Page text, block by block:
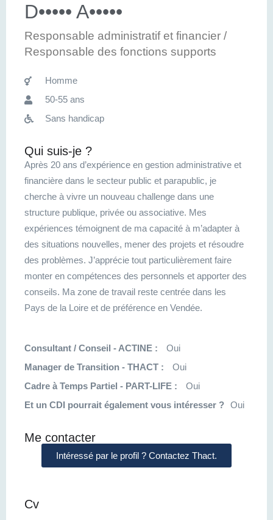
D••••• A•••••
Responsable administratif et financier /
Responsable des fonctions supports
Homme
50-55 ans
Sans handicap
Qui suis-je ?
Après 20 ans d’expérience en gestion administrative et
financière dans le secteur public et parapublic, je
cherche à vivre un nouveau challenge dans une
structure publique, privée ou associative. Mes
expériences témoignent de ma capacité à m’adapter à
des situations nouvelles, mener des projets et résoudre
des problèmes. J’apprécie tout particulièrement faire
monter en compétences des personnels et apporter des
conseils. Ma zone de travail reste centrée dans les
Pays de la Loire et de préférence en Vendée.
Consultant / Conseil - ACTINE :
Oui
Manager de Transition - THACT :
Oui
Cadre à Temps Partiel - PART-LIFE :
Oui
Et un CDI pourrait également vous intéresser ? Oui
Me contacter
Intéressé par le profil ? Contactez Thact.
Cv